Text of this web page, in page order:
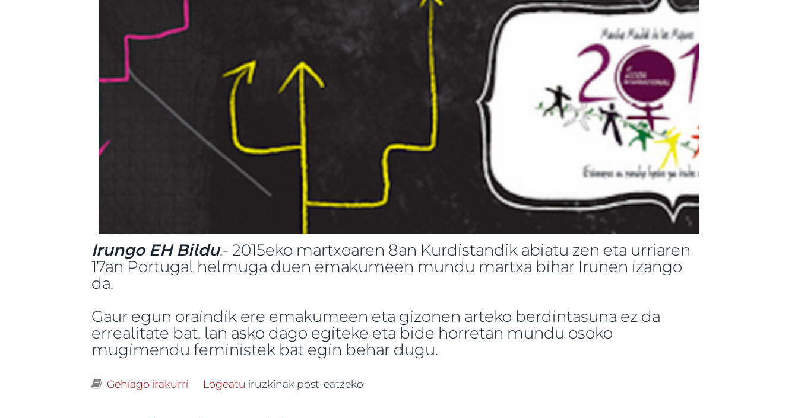
Irungo EH Bildu.- 2015eko martxoaren 8an Kurdistandik abiatu zen eta urriaren
17an Portugal helmuga duen emakumeen mundu martxa bihar Irunen izango
da.
Gaur egun oraindik ere emakumeen eta gizonen arteko berdintasuna ez da
errealitate bat, lan asko dago egiteke eta bide horretan mundu osoko
mugimendu feministek bat egin behar dugu.
Gehiago irakurri Emakumeen mundu martxa Irunen -ri buruz
Logeatu iruzkinak post-eatzeko